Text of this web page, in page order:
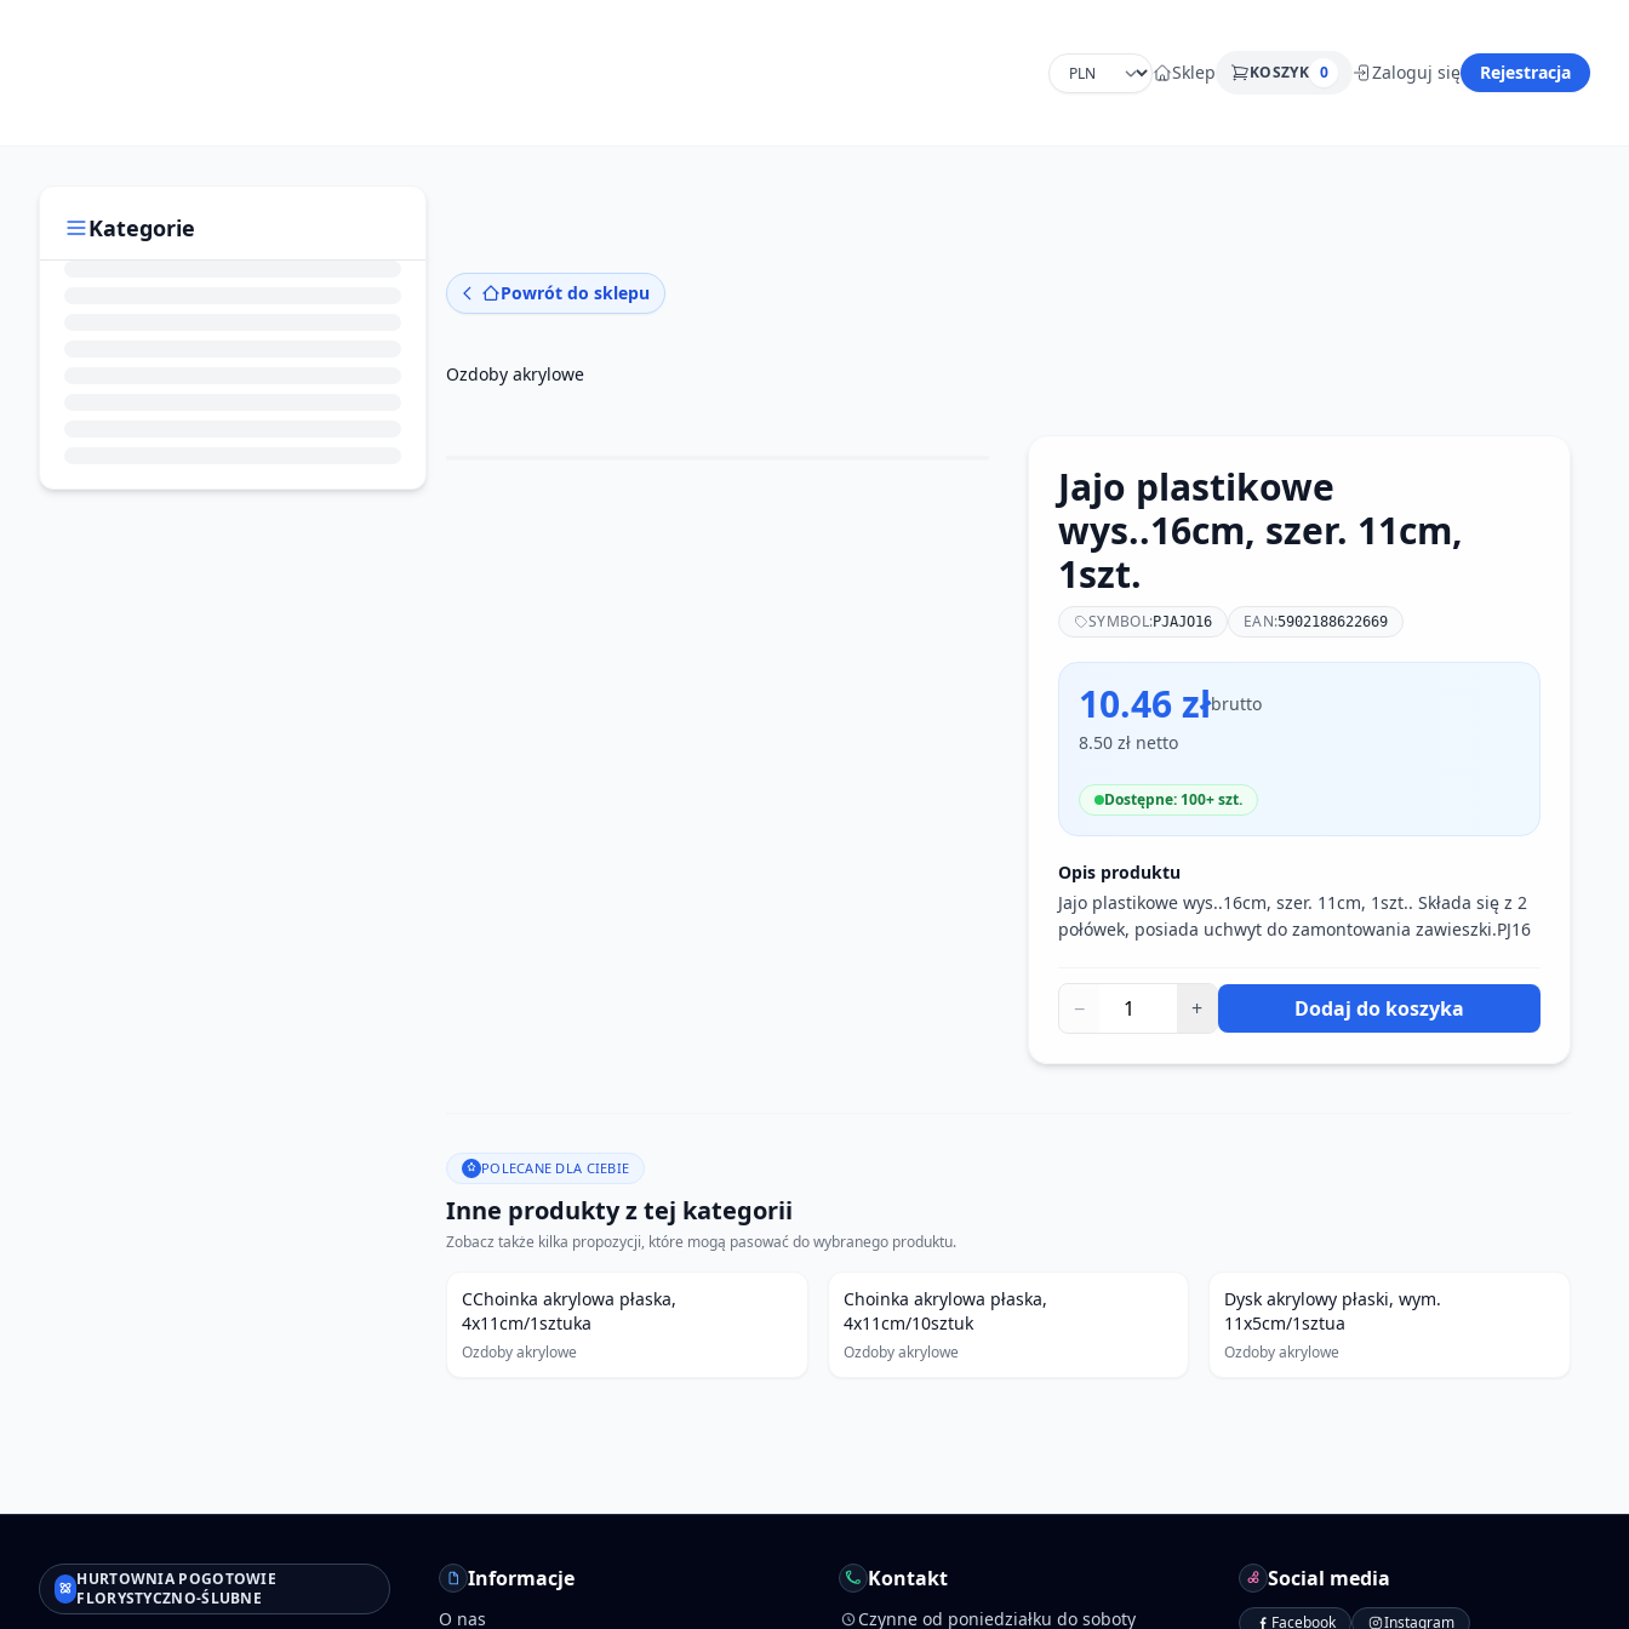
Sklep KOSZYK 0 Zaloguj się Rejestracja
Kategorie
Powrót do sklepu
Ozdoby akrylowe
Jajo plastikowe
wys..16cm, szer. 11cm,
1szt.
SYMBOL:PJAJO16 EAN:5902188622669
10.46 złbrutto
8.50 zł netto
Dostępne: 100+ szt.
Opis produktu
Jajo plastikowe wys..16cm, szer. 11cm, 1szt.. Składa się z 2
połówek, posiada uchwyt do zamontowania zawieszki.PJ16
− + Dodaj do koszyka
POLECANE DLA CIEBIE
Inne produkty z tej kategorii
Zobacz także kilka propozycji, które mogą pasować do wybranego produktu.
CChoinka akrylowa płaska,
4x11cm/1sztuka
Ozdoby akrylowe
Choinka akrylowa płaska,
4x11cm/10sztuk
Ozdoby akrylowe
Dysk akrylowy płaski, wym.
11x5cm/1sztua
Ozdoby akrylowe
HURTOWNIA POGOTOWIE
FLORYSTYCZNO-ŚLUBNE
Informacje
O nas
Kontakt
Czynne od poniedziałku do soboty
Social media
Facebook Instagram